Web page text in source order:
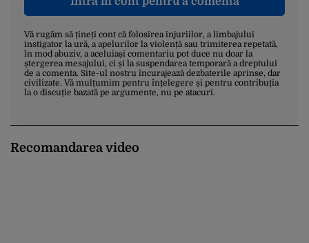
Vă rugăm să țineți cont că folosirea injuriilor, a limbajului
instigator la ură, a apelurilor la violență sau trimiterea repetată,
în mod abuziv, a aceluiași comentariu pot duce nu doar la
ștergerea mesajului, ci și la suspendarea temporară a dreptului
de a comenta. Site-ul nostru încurajează dezbaterile aprinse, dar
civilizate. Vă mulțumim pentru înțelegere și pentru contribuția
la o discuție bazată pe argumente, nu pe atacuri.
Recomandarea video